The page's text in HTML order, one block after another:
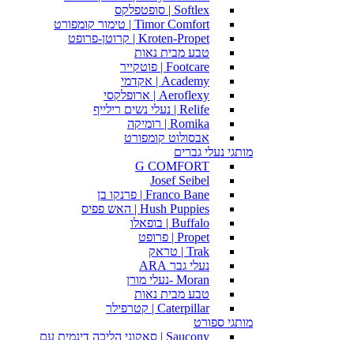
Softlex | סופטפלקס
Timor Comfort | טימור קומפורט
Kroten-Propet | קרוטן-פרופט
טבע מבית נאות
Footcare | פוטקייר
Academy | אקדמי
Aeroflexy | ארופלקסי
Relife | נעלי נשים רילייף
Romika | רומיקה
אבסולוט קומפורט
מותגי נעלי גברים
G COMFORT
Josef Seibel
Franco Bane | פרנקו בן
Hush Puppies | האש פפיס
Buffalo | בופאלו
Propet | פרופט
Trak | טראק
נעלי גבר ARA
Moran -נעלי מורן
טבע מבית נאות
Caterpillar | קטרפילר
מותגי ספורט
Saucony | סאקוני הליכה דינמית עם